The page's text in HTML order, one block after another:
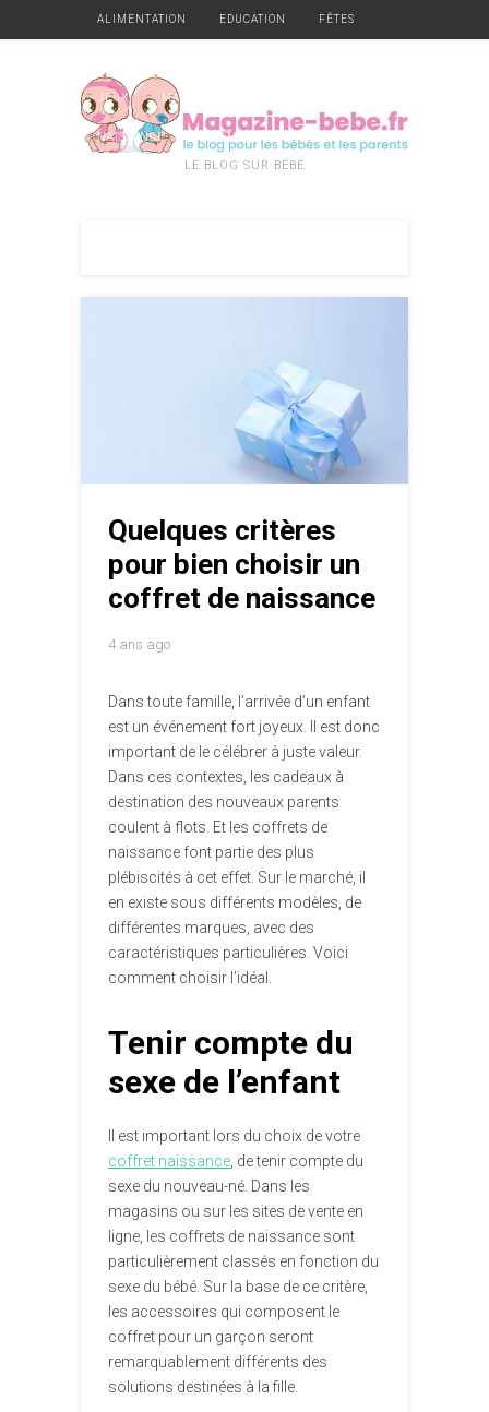
ALIMENTATION EDUCATION FÊTES
JEUX MATÉRIEL
NAISSANCE VÊTEMENTS
LE BLOG SUR BÉBÉ
Quelques critères
pour bien choisir un
coffret de naissance
4 ans ago
Dans toute famille, l’arrivée d’un enfant
est un événement fort joyeux. Il est donc
important de le célébrer à juste valeur.
Dans ces contextes, les cadeaux à
destination des nouveaux parents
coulent à flots. Et les coffrets de
naissance font partie des plus
plébiscités à cet effet. Sur le marché, il
en existe sous différents modèles, de
différentes marques, avec des
caractéristiques particulières. Voici
comment choisir l’idéal.
Tenir compte du
sexe de l’enfant
Il est important lors du choix de votre
coffret naissance, de tenir compte du
sexe du nouveau-né. Dans les
magasins ou sur les sites de vente en
ligne, les coffrets de naissance sont
particulièrement classés en fonction du
sexe du bébé. Sur la base de ce critère,
les accessoires qui composent le
coffret pour un garçon seront
remarquablement différents des
solutions destinées à la fille.